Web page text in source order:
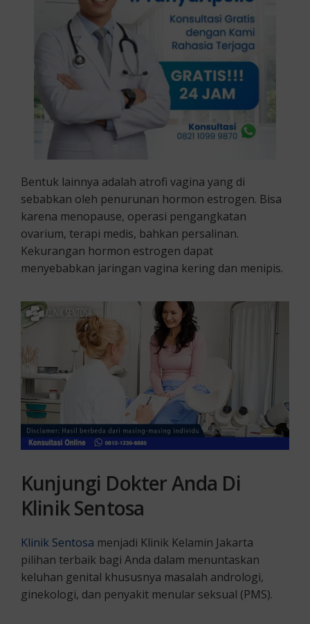
Bentuk lainnya adalah atrofi vagina yang di
sebabkan oleh penurunan hormon estrogen. Bisa
karena menopause, operasi pengangkatan
ovarium, terapi medis, bahkan persalinan.
Kekurangan hormon estrogen dapat
menyebabkan jaringan vagina kering dan menipis.
Kunjungi Dokter Anda Di
Klinik Sentosa
Klinik Sentosa menjadi Klinik Kelamin Jakarta
pilihan terbaik bagi Anda dalam menuntaskan
keluhan genital khususnya masalah andrologi,
ginekologi, dan penyakit menular seksual (PMS).